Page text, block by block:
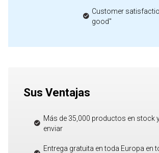
Customer
good"
Sus Ventajas
Más de 35,000 productos en stock
enviar
Entrega gratuita en toda Europa en